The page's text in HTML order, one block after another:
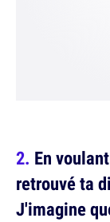
En
retrouvé ta
J'imagine